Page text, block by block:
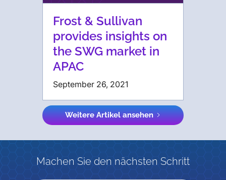
Frost & Sullivan
provides insights on
the SWG market in
APAC
September 26, 2021
Weitere Artikel ansehen
Machen Sie den nächsten Schritt